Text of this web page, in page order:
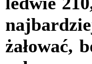
żałować,